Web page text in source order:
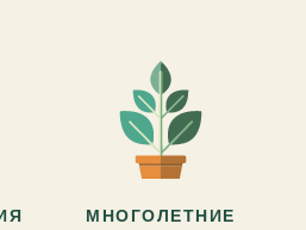
МНОГОЛЕТНИЕ